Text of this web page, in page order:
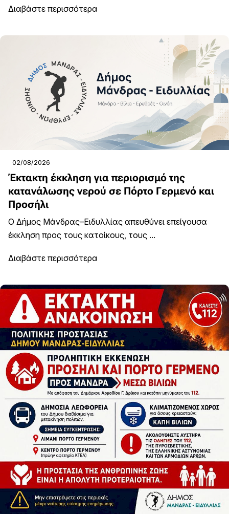
Διαβάστε περισσότερα
02/08/2026
Έκτακτη έκκληση για περιορισμό της
κατανάλωσης νερού σε Πόρτο Γερμενό και
Προσήλι
Ο Δήμος Μάνδρας–Ειδυλλίας απευθύνει επείγουσα
έκκληση προς τους κατοίκους, τους ...
Διαβάστε περισσότερα